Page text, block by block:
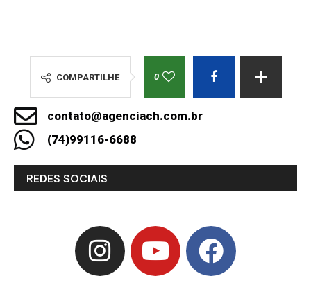
COMPARTILHE 0
contato@agenciach.com.br
(74)99116-6688
REDES SOCIAIS